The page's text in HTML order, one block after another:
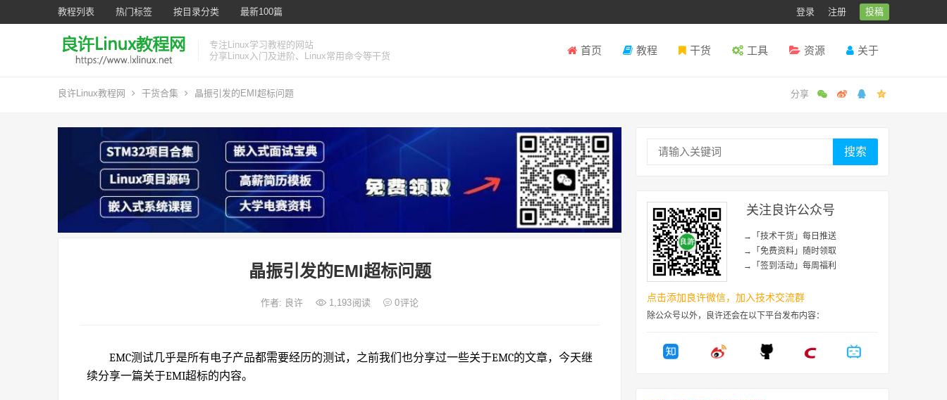
教程列表 热门标签 按目录分类 最新100篇 登录 注册 投稿
专注Linux学习教程的网站
分享Linux入门及进阶、Linux常用命令等干货
首页 教程 干货 工具 资源 关于
良许Linux教程网 干货合集 晶振引发的EMI超标问题
晶振引发的EMI超标问题
作者: 良许 1,193阅读 0评论
EMC测试几乎是所有电子产品都需要经历的测试，之前我们也分享过一些关于EMC的文章，今天继
续分享一篇关于EMI超标的内容。
搜索
关注良许公众号
→「技术干货」每日推送
→「免费资料」随时领取
→「签到活动」每周福利
点击添加良许微信，加入技术交流群
除公众号以外，良许还会在以下平台发布内容：